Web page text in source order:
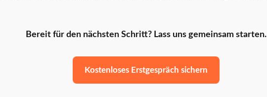
Bereit für den nächsten Schritt? Lass uns gemeinsam starten.
Kostenloses Erstgespräch sichern